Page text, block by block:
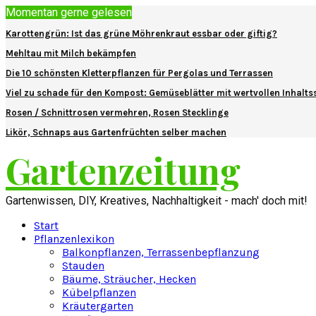
Momentan gerne gelesen
Karottengrün: Ist das grüne Möhrenkraut essbar oder giftig?
Mehltau mit Milch bekämpfen
Die 10 schönsten Kletterpflanzen für Pergolas und Terrassen
Viel zu schade für den Kompost: Gemüseblätter mit wertvollen
Rosen / Schnittrosen vermehren, Rosen Stecklinge
Likör, Schnaps aus Gartenfrüchten selber machen
Gartenzeitung
Gartenwissen, DIY, Kreatives, Nachhaltigkeit - mach' doch mit!
Start
Pflanzenlexikon
Balkonpflanzen, Terrassenbepflanzung
Stauden
Bäume, Sträucher, Hecken
Kübelpflanzen
Kräutergarten